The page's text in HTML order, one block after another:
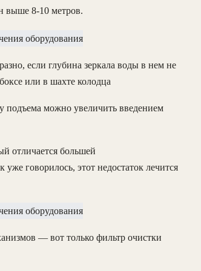
выше 8-10 метров.
если глубина зеркала воды в нем не
или в шахте колодца
подъема можно увеличить введением
отличается большей
говорилось, этот недостаток лечится
— вот только фильтр очистки